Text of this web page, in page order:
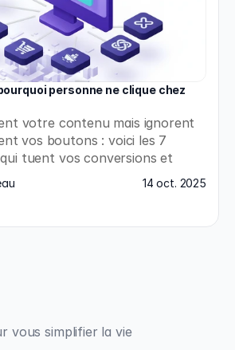
personne ne clique chez
votre contenu mais ignorent
vos boutons : voici les 7
tuent vos conversions et
immédiatement.
14 oct. 2025
vous simplifier la vie